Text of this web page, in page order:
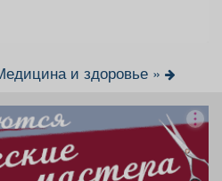
и здоровье »